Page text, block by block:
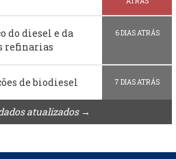
do diesel e da
refinarias
6 DIAS ATRÁS
de biodiesel 7 DIAS ATRÁS
atualizados →